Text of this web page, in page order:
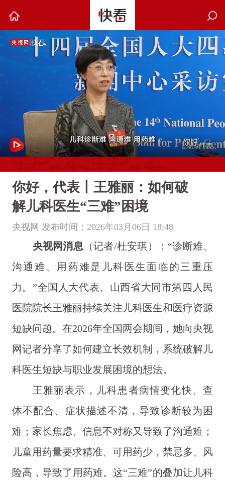
你好，代表丨王雅丽：如何破
解儿科医生“三难”困境
央视网 发布时间：2026年03月06日 18:48
央视网消息（记者/杜安琪）：“诊断难、
沟通难、用药难是儿科医生面临的三重压
力。”全国人大代表、山西省大同市第四人民
医院院长王雅丽持续关注儿科医生和医疗资源
短缺问题。在2026年全国两会期间，她向央视
网记者分享了如何建立长效机制，系统破解儿
科医生短缺与职业发展困境的想法。
王雅丽表示，儿科患者病情变化快、查
体不配合、症状描述不清，导致诊断较为困
难；家长焦虑、信息不对称又导致了沟通难；
儿童用药量要求精准、可用药少，禁忌多、风
险高，导致了用药难。这“三难”的叠加让儿科